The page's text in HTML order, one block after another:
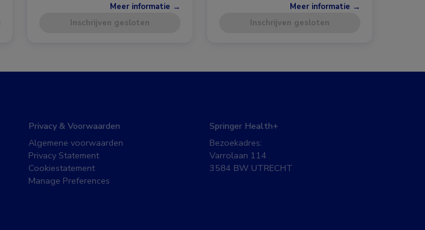
Meer informatie →
Inschrijven gesloten
Meer informatie →
Inschrijven gesloten
Privacy & Voorwaarden
Algemene voorwaarden
Privacy Statement
Cookiestatement
Manage Preferences
Springer Health+
Bezoekadres:
Varrolaan 114
3584 BW UTRECHT